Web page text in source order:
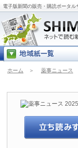
電子版新聞の販売・購読ポータ
ホーム ＞ 薬事ニュース